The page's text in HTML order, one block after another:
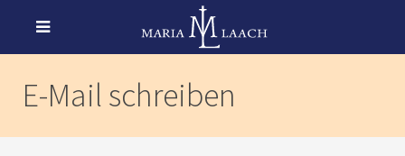
E-Mail schreiben